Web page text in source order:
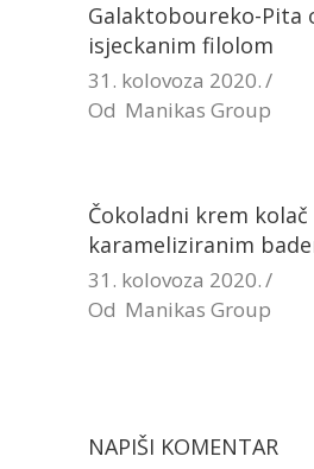
Galaktoboureko-Pita
isjeckanim filolom
31. kolovoza 2020.
Od Manikas Group
Čokoladni krem kolač
karameliziranim
31. kolovoza 2020.
Od Manikas Group
NAPIŠI KOMENTAR